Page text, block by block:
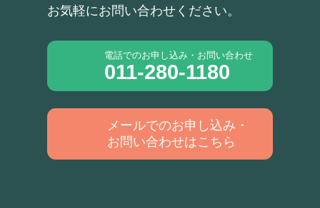
お気軽にお問い合わせください。
電話でのお申し込み・お問い合わせ
011-280-1180
メールでのお申し込み・
お問い合わせはこちら